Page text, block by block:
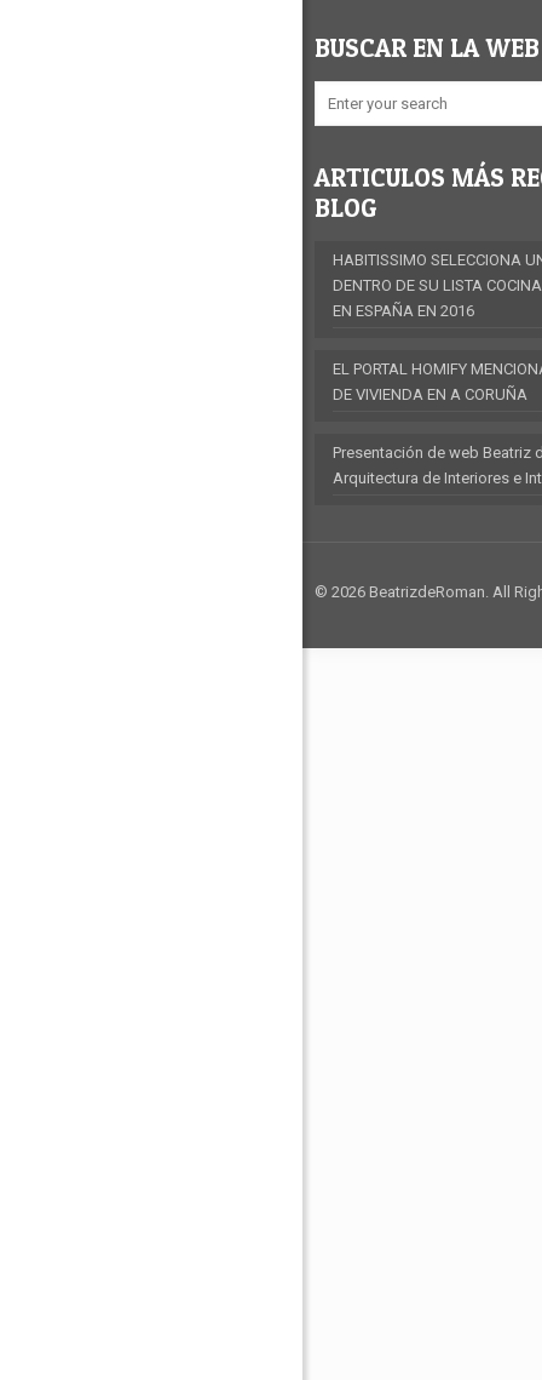
BUSCAR EN LA WEB
ARTICULOS MÁS
BLOG
HABITISSIMO SELECCIONA
DENTRO DE SU LISTA
EN ESPAÑA EN 2016
EL PORTAL HOMIFY
DE VIVIENDA EN A CORUÑA
Presentación de web Beatriz
Arquitectura de Interiores e
© 2026 BeatrizdeRoman. All